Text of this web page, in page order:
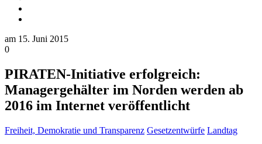
am 15. Juni 2015
0
PIRATEN-Initiative erfolgreich:
Managergehälter im Norden werden ab
2016 im Internet veröffentlicht
Freiheit, Demokratie und Transparenz Gesetzentwürfe Landtag